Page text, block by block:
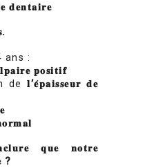
𝐝𝐞𝐧𝐭𝐚𝐢𝐫𝐞
.
ans :
𝐩𝐨𝐬𝐢𝐭𝐢𝐟
de𝐥’𝐞𝐩𝐚𝐢𝐬𝐬𝐞𝐮𝐫 𝐝𝐞
𝐞
𝐪𝐮𝐞
𝐧𝐨𝐭𝐫𝐞
?